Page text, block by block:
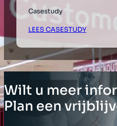
Casestudy
LEES CASESTUDY
Wilt u meer
Plan een